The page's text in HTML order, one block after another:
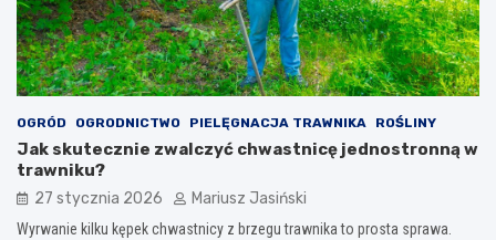
OGRÓD OGRODNICTWO PIELĘGNACJA TRAWNIKA ROŚLINY
Jak skutecznie zwalczyć chwastnicę jednostronną w
trawniku?
27 stycznia 2026 Mariusz Jasiński
Wyrwanie kilku kępek chwastnicy z brzegu trawnika to prosta sprawa.